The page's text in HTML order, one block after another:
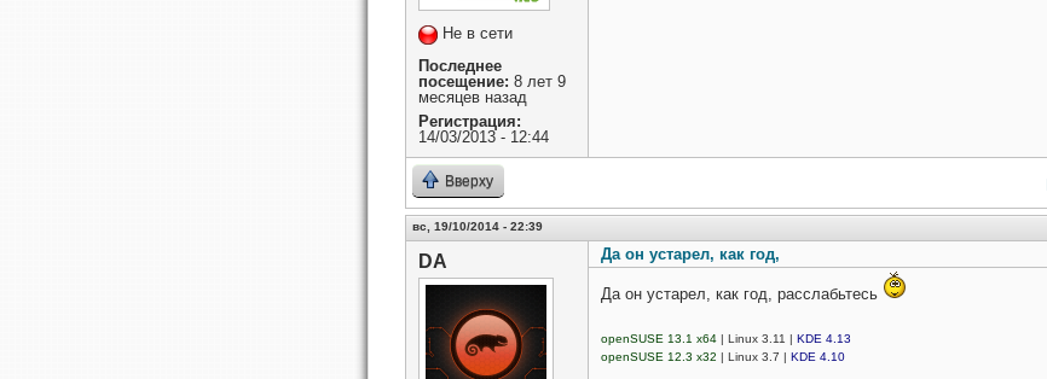
Не в сети
Последнее
посещение: 8 лет 9
месяцев назад
Регистрация:
14/03/2013 - 12:44
Вверху
вс, 19/10/2014 - 22:39
DA Да он устарел, как год,
Да он устарел, как год, расслабьтесь
openSUSE 13.1 x64 | Linux 3.11 | KDE 4.13
openSUSE 12.3 x32 | Linux 3.7 | KDE 4.10